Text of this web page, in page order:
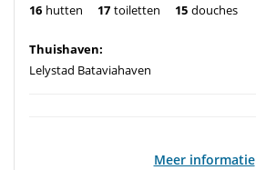
16 hutten 17 toiletten 15 douches
Thuishaven:
Lelystad Bataviahaven
Meer informatie